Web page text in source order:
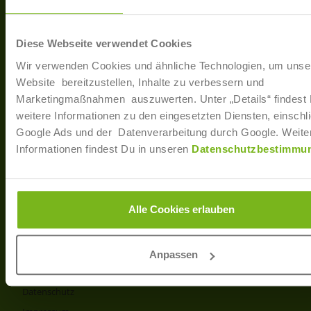
Diese Webseite verwendet Cookies
Wir verwenden Cookies und ähnliche Technologien, um
Website bereitzustellen, Inhalte zu verbessern und
Marketingmaßnahmen auszuwerten. Unter „Details“ findest
weitere Informationen zu den eingesetzten Diensten,
Google Ads und der Datenverarbeitung durch Google.
Informationen findest Du in unseren
Alle Cookies erlauben
Anpassen
40233 Düsseldorf
T: +49 (0)211 / 866 68 - 13
E-Mail: info@joborama.de
Über Uns
Veranstaltungen
Ansprechpartner
Partner
Produkt- und Preisliste
Disclaimer